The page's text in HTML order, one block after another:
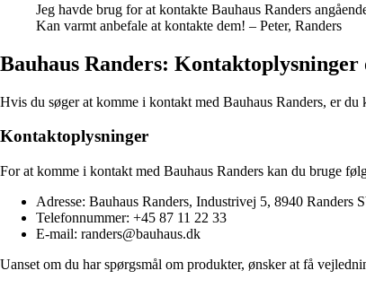
Jeg havde brug for at kontakte Bauhaus Randers
Kan varmt anbefale at kontakte dem! – Peter, Randers
Bauhaus Randers: Kontaktoplysninger
Hvis du søger at komme i kontakt med Bauhaus Randers, er
Kontaktoplysninger
For at komme i kontakt med Bauhaus Randers kan du bruge
Adresse: Bauhaus Randers, Industrivej 5, 8940 Randers
Telefonnummer: +45 87 11 22 33
E-mail: randers@bauhaus.dk
Uanset om du har spørgsmål om produkter, ønsker at få